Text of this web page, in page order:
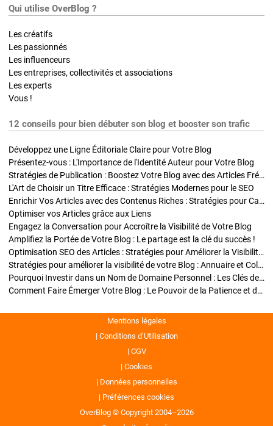
Qui utilise OverBlog ?
Les créatifs
Les passionnés
Les influenceurs
Les entreprises, collectivités et associations
Les experts
Vous !
12 conseils pour bien débuter son blog et booster son trafic
Développez une Ligne Éditoriale Claire pour Votre Blog
Présentez-vous : L'Importance de l'Identité Auteur pour Votre Blog
Stratégies de Publication : Boostez Votre Blog avec des Articles Fréquents et Exclusifs
L'Art de Choisir un Titre Efficace : Stratégies Modernes pour le SEO
Enrichir Vos Articles avec des Contenus Riches : Stratégies pour Captiver et Optimiser
Optimiser vos Articles grâce aux Liens
Engagez la Conversation pour Accroître la Visibilité de Votre Blog
Amplifiez la Portée de Votre Blog : Le partage est la clé du succès !
Optimisation SEO des Articles : Stratégies pour Améliorer la Visibilité de Votre Blog
Stratégies pour améliorer la visibilité de votre Blog : Annuaire et Collaborations
Pourquoi Investir dans un Nom de Domaine Personnel : Les Clés de la Réussite de Votre Blog
Comment Faire Émerger Votre Blog : Le Pouvoir de la Patience et de la Persévérance
Mentions légales
Conditions d’Utilisation
CGV
Cookies
Données personnelles
Préférences cookies
OverBlog © Copyright 2004--2026